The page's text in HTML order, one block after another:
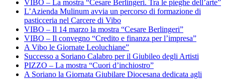
VIBO – La mostra “Cesare Berlingeri. Tra le pieghe dell’arte”
L’Azienda Mulinum avvia un percorso di formazione di
pasticceria nel Carcere di Vibo
VIBO – Il 14 marzo la mostra “Cesare Berlingeri”
VIBO – Il convegno “Credito e finanza per l’impresa”
A Vibo le Giornate Leoluchiane”
Successo a Soriano Calabro per il Giubileo degli Artisti
PIZZO – La mostra “Cuori d’inchiostro”
A Soriano la Giornata Giubilare Diocesana dedicata agli